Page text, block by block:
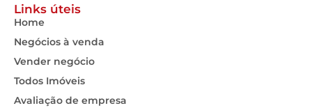
Links úteis
Home
Negócios à venda
Vender negócio
Todos Imóveis
Avaliação de empresa